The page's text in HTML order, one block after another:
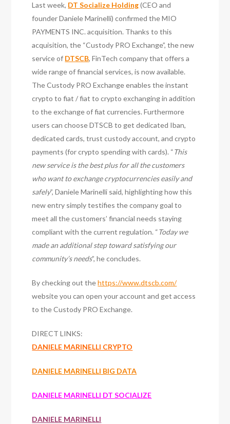
Last week, DT Socialize Holding(CEO and
founder Daniele Marinelli) confirmed the MIO
PAYMENTS INC. acquisition. Thanks to this
acquisition, the “Custody PRO Exchange”, the new
service of DTSCB, FinTech company that offers a
wide range of financial services, is now available.
The Custody PRO Exchange enables the instant
crypto to fiat / fiat to crypto exchanging in addition
to the exchange of fiat currencies. Furthermore
users can choose DTSCB to get dedicated Iban,
dedicated cards, trust custody account, and crypto
payments (for crypto spending with cards). “This
new service is the best plus for all the customers
who want to exchange cryptocurrencies easily and
safely”, Daniele Marinelli said, highlighting how this
new entry simply testifies the company goal to
meet all the customers’ financial needs staying
compliant with the current regulation. “Today we
made an additional step toward satisfying our
community’s needs”, he concludes.
By checking out thehttps://www.dtscb.com/
website you can open your account and get access
to the Custody PRO Exchange.
DIRECT LINKS:
DANIELE MARINELLI CRYPTO
DANIELE MARINELLI BIG DATA
DANIELE MARINELLI DT SOCIALIZE
DANIELE MARINELLI